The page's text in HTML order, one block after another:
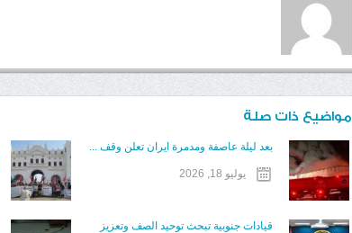
مواضيع ذات صلة
بعد ليلة عاصفة ومدمرة ايران تعلن وقف ...
يوليو 18, 2026
قيادات جنوبية تبحث توحيد الصف وتعزيز